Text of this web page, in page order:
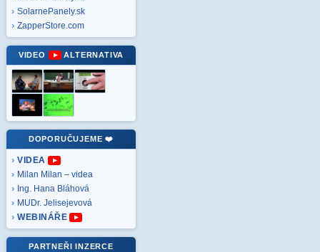
SolarnePanely.sk
ZapperStore.com
VIDEO ALTERNATIVA
DOPORUČUJEME ❤️
VIDEA
Milan Milan – videa
Ing. Hana Bláhová
MUDr. Jelisejevová
WEBINÁŘE
PARTNEŘI INZERCE